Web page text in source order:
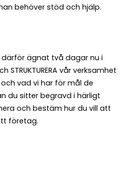
behöver stöd och hjälp.
ägnat två dagar nu i
STRUKTURERA vår verksamhet
vad vi har för mål de
du sitter begravd i härligt
och bestäm hur du vill att
företag.